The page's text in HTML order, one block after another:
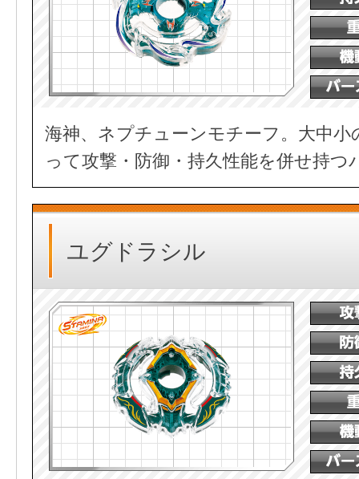
海神、ネプチューンモチーフ。大中
って攻撃・防御・持久性能を併せ持
ユグドラシル